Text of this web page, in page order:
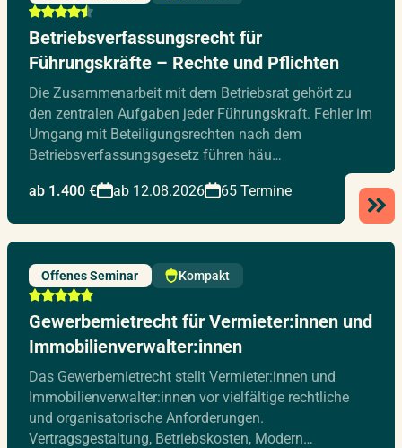
Betriebsverfassungsrecht für
Führungskräfte – Rechte und Pflichten
Die Zusammenarbeit mit dem Betriebsrat gehört zu
den zentralen Aufgaben jeder Führungskraft. Fehler im
Umgang mit Beteiligungsrechten nach dem
Betriebsverfassungsgesetz führen häu…
ab 1.400 € ab 12.08.2026 65 Termine
Offenes Seminar Kompakt
Gewerbemietrecht für Vermieter:innen und
Immobilienverwalter:innen
Das Gewerbemietrecht stellt Vermieter:innen und
Immobilienverwalter:innen vor vielfältige rechtliche
und organisatorische Anforderungen.
Vertragsgestaltung, Betriebskosten, Modern…